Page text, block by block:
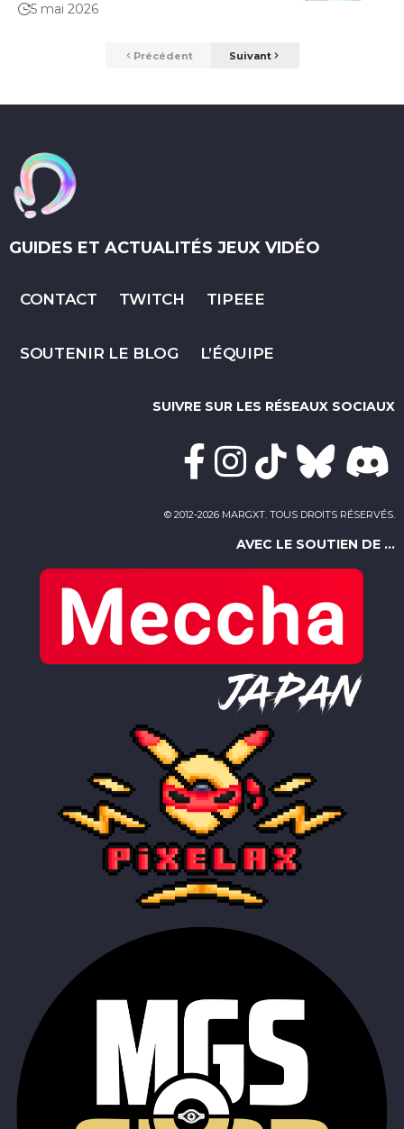
5 mai 2026
Précédent Suivant
GUIDES ET ACTUALITÉS JEUX VIDÉO
CONTACT TWITCH TIPEEE
SOUTENIR LE BLOG L’ÉQUIPE
SUIVRE SUR LES RÉSEAUX SOCIAUX
© 2012-2026 MARGXT. TOUS DROITS RÉSERVÉS.
AVEC LE SOUTIEN DE ...